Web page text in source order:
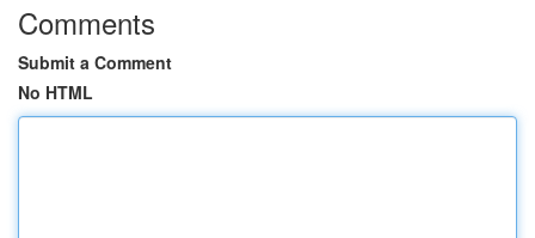
Comments
Submit a Comment
No HTML